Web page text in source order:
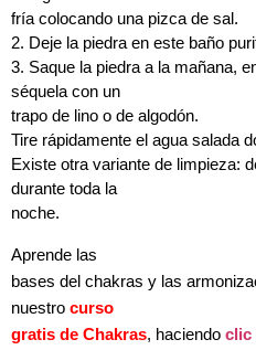
fría colocando una pizca de sal.
2. Deje la piedra en este baño
3. Saque la piedra a la mañana,
séquela con un
trapo de lino o de algodón.
Tire rápidamente el agua salada
Existe otra variante de limpieza:
durante toda la
noche.
Aprende las
bases del chakras y las
nuestro curso
gratis de Chakras, haciendo clic